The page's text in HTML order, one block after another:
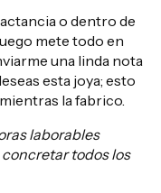
o dentro de
mete todo en
una linda nota
esta joya; esto
la fabrico.
laborables
todos los